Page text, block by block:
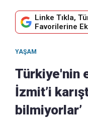
Linke Tıkla,
Favorilerine
YAŞAM
Türkiye'nin
İzmit’i
bilmiyorlar’